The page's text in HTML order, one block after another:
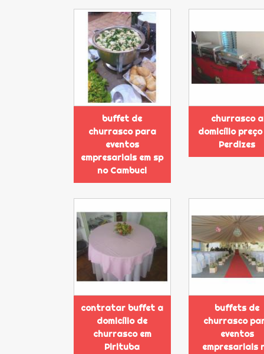
buffet de
churrasco para
eventos
empresariais em sp
no Cambuci
churrasco a
domicílio preço
Perdizes
contratar buffet a
domicílio de
churrasco em
Pirituba
buffets de
churrasco
eventos
empresariais